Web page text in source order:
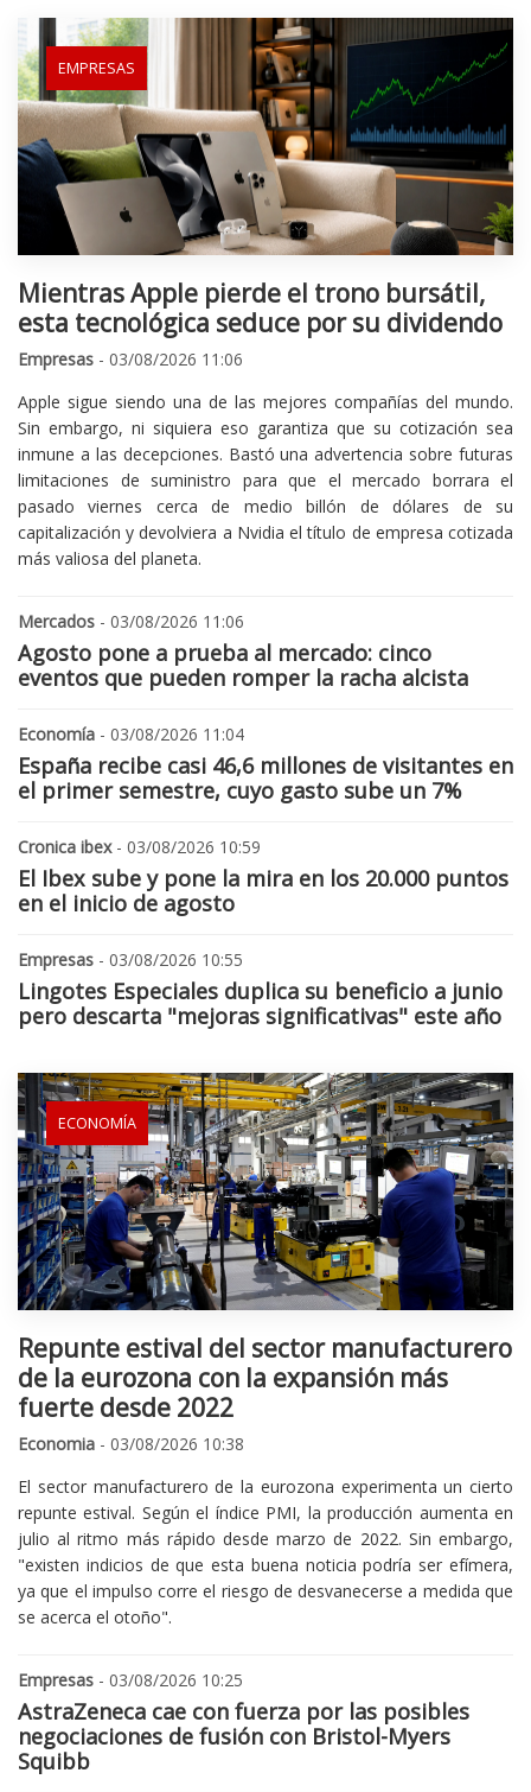
EMPRESAS
Mientras Apple pierde el trono bursátil,
esta tecnológica seduce por su dividendo
Empresas - 03/08/2026 11:06
Apple sigue siendo una de las mejores compañías del mundo.
Sin embargo, ni siquiera eso garantiza que su cotización sea
inmune a las decepciones. Bastó una advertencia sobre futuras
limitaciones de suministro para que el mercado borrara el
pasado viernes cerca de medio billón de dólares de su
capitalización y devolviera a Nvidia el título de empresa cotizada
más valiosa del planeta.
Mercados - 03/08/2026 11:06
Agosto pone a prueba al mercado: cinco
eventos que pueden romper la racha alcista
Economía - 03/08/2026 11:04
España recibe casi 46,6 millones de visitantes en
el primer semestre, cuyo gasto sube un 7%
Cronica ibex- 03/08/2026 10:59
El Ibex sube y pone la mira en los 20.000 puntos
en el inicio de agosto
Empresas - 03/08/2026 10:55
Lingotes Especiales duplica su beneficio a junio
pero descarta "mejoras significativas" este año
ECONOMÍA
Repunte estival del sector manufacturero
de la eurozona con la expansión más
fuerte desde 2022
Economia - 03/08/2026 10:38
El sector manufacturero de la eurozona experimenta un cierto
repunte estival. Según el índice PMI, la producción aumenta en
julio al ritmo más rápido desde marzo de 2022. Sin embargo,
"existen indicios de que esta buena noticia podría ser efímera,
ya que el impulso corre el riesgo de desvanecerse a medida que
se acerca el otoño".
Empresas - 03/08/2026 10:25
AstraZeneca cae con fuerza por las posibles
negociaciones de fusión con Bristol-Myers
Squibb